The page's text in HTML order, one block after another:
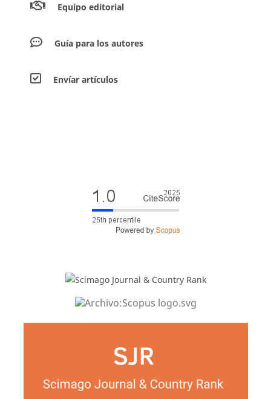
Equipo editorial
Guía para los autores
Envíar artículos